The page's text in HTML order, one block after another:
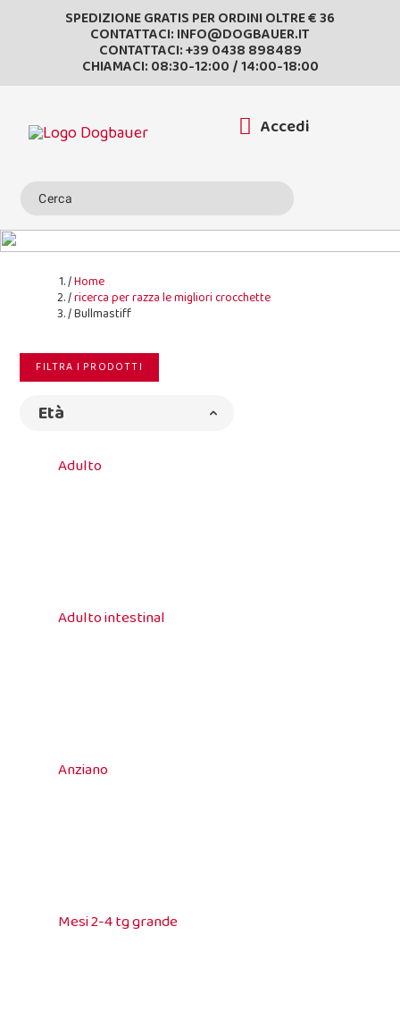
SPEDIZIONE GRATIS PER ORDINI OLTRE € 36
CONTATTACI: INFO@DOGBAUER.IT
CONTATTACI:+39 0438 898489
CHIAMACI: 08:30-12:00 / 14:00-18:00
Accedi
Home
ricerca per razza le migliori crocchette
Bullmastiff
FILTRA I PRODOTTI
Età
Adulto
Adulto intestinal
Anziano
Mesi 2-4 tg grande